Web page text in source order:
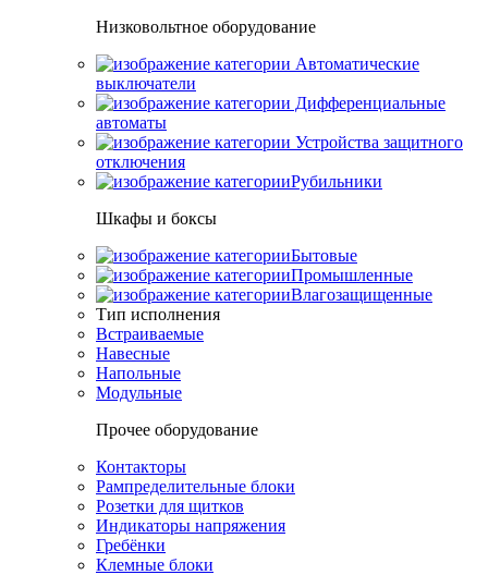
Низковольтное оборудование
Автоматические
выключатели
Дифференциальные
автоматы
Устройства защитного
отключения
Рубильники
Шкафы и боксы
Бытовые
Промышленные
Влагозащищенные
Тип исполнения
Встраиваемые
Навесные
Напольные
Модульные
Прочее оборудование
Контакторы
Рампределительные блоки
Розетки для щитков
Индикаторы напряжения
Гребёнки
Клемные блоки